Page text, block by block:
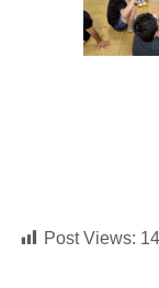
Post Views: